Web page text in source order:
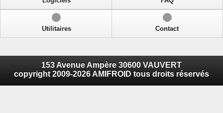
Utilitaires Contact
153 Avenue Ampère 30600 VAUVERT
copyright 2009-2026 AMIFROID tous droits réservés